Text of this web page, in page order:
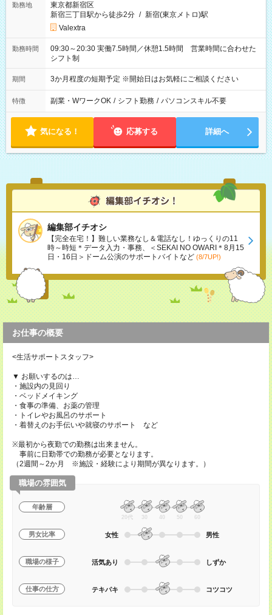
勤務地
東京都新宿区
新宿三丁目駅から徒歩2分 / 新宿(東京メトロ)駅
Valextra
勤務時間
09:30～20:30 実働7.5時間／休憩1.5時間 営業時間に合わせた
シフト制
期間 3か月程度の短期予定 ※開始日はお気軽にご相談ください
特徴 副業・WワークOK / シフト勤務 / パソコンスキル不要
気になる！ 応募する 詳細へ
編集部イチオシ
【完全在宅！】難しい業務なし＆電話なし！ゆっくりの11
時～時短＊データ入力・事務、＜SEKAI NO OWARI＊8月15
日・16日＞ドーム公演のサポートバイトなど (8/7UP!)
お仕事の概要
<生活サポートスタッフ>
▼ お願いするのは…
・施設内の見回り
・ベッドメイキング
・食事の準備、お薬の管理
・トイレやお風呂のサポート
・着替えのお手伝いや就寝のサポート など
※最初から夜勤での勤務は出来ません。
事前に日勤帯での勤務が必要となります。
（2週間～2か月 ※施設・経験により期間が異なります。）
職場の雰囲気
年齢層
20代 30 40 50 60
男女比率 女性 男性
職場の様子 活気あり しずか
仕事の仕方 テキパキ コツコツ